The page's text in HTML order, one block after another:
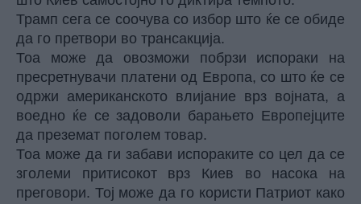
Трамп сега се соочува со избор што ќе се обиде
да го претвори во трансакција.
Тоа може да овозможи побрзи испораки на
пресретнувачи платени од Европа, со што ќе се
одржи американското влијание врз војната, а
воедно ќе се задоволи барањето Европејците
да преземат поголем товар.
Тоа може да ги забави испораките со цел да се
зголеми притисокот врз Киев во насока на
преговори. Тој може да го користи Патриот како